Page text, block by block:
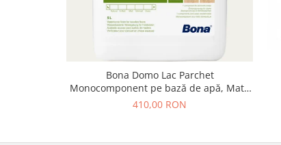
Bona Domo Lac Parchet
Monocomponent pe bază de apă, Mat /
Satinat, 5L
410,00 RON